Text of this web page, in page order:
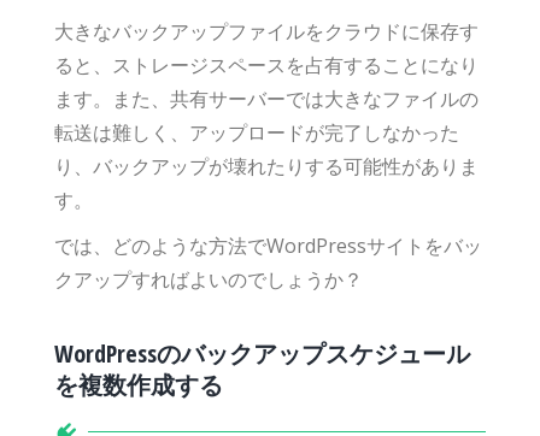
大きなバックアップファイルをクラウドに保存す
ると、ストレージスペースを占有することになり
ます。また、共有サーバーでは大きなファイルの
転送は難しく、アップロードが完了しなかった
り、バックアップが壊れたりする可能性がありま
す。
では、どのような方法でWordPressサイトをバッ
クアップすればよいのでしょうか？
WordPressのバックアップスケジュール
を複数作成する